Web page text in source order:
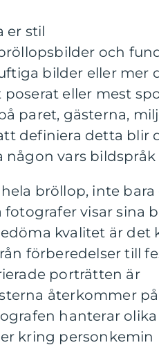
er stil
och
bilder eller mer
poserat eller mest
paret, gästerna,
definiera detta blir
någon vars bildspråk
hela bröllop, inte
fotografer visar sina
kvalitet är
förberedelser till
porträtten är
återkommer
hanterar
kring personkemin